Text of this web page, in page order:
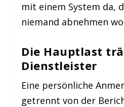
mit einem System da,
niemand abnehmen
Die Hauptlast
Dienstleister
Eine persönliche
getrennt von der